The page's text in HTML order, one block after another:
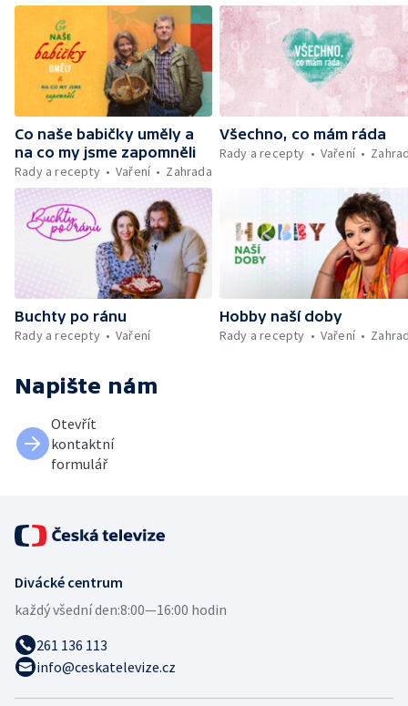
Co naše babičky uměly a
na co my jsme zapomněli
Rady a recepty
Vaření Zahrada
Všechno, co mám ráda
Rady a recepty
Vaření
Buchty po ránu
Rady a recepty
Vaření
Hobby naší doby
Rady a recepty
Vaření
Napište nám
Otevřít
kontaktní
formulář
Divácké centrum
každý všední den:8:00—16:00 hodin
261 136 113
info@ceskatelevize.cz